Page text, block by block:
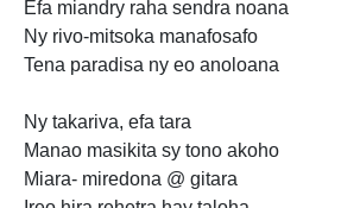
Efa miandry raha sendra noana
Ny rivo-mitsoka manafosafo
Tena paradisa ny eo anoloana
Ny takariva, efa tara
Manao masikita sy tono akoho
Miara- miredona @ gitara